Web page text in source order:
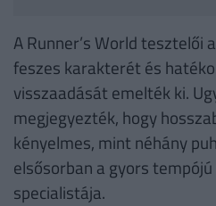
A Runner’s World tesztelői
feszes karakterét és
visszaadását emelték ki.
megjegyezték, hogy
kényelmes, mint néhány
elsősorban a gyors
specialistája.